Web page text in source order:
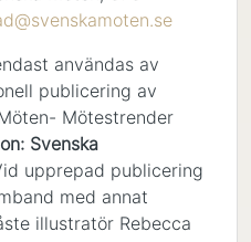
användas av
publicering av
Mötestrender
Svenska
upprepad publicering
med annat
illustratör Rebecca